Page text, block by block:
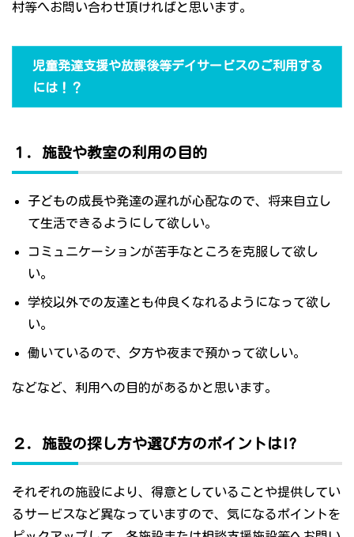
村等へお問い合わせ頂ければと思います。
児童発達支援や放課後等デイサービスのご利用する
には！？
１．施設や教室の利用の目的
子どもの成長や発達の遅れが心配なので、将来自立し
て生活できるようにして欲しい。
コミュニケーションが苦手なところを克服して欲し
い。
学校以外での友達とも仲良くなれるようになって欲し
い。
働いているので、夕方や夜まで預かって欲しい。
などなど、利用への目的があるかと思います。
２．施設の探し方や選び方のポイントは!?
それぞれの施設により、得意としていることや提供してい
るサービスなど異なっていますので、気になるポイントを